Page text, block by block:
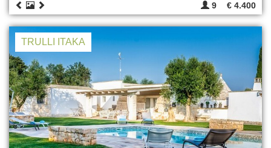
9 € 4.400
TRULLI ITAKA